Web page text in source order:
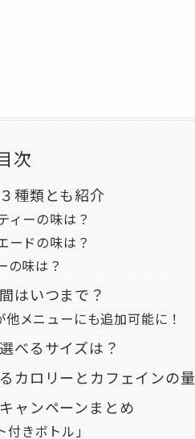
次
種類とも紹介
ィーの味は？
ードの味は？
の味は？
はいつまで？
メニューにも追加可能に！
べるサイズは？
カロリーとカフェインの量
ャンペーンまとめ
きボトル」